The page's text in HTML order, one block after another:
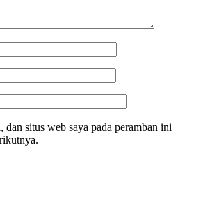
dan situs web saya pada peramban ini